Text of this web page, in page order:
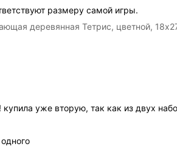
размеру самой игры.
деревянная Тетрис, цветной,
купила уже вторую, так как из двух